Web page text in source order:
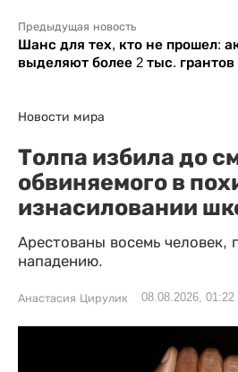
Предыдущая новость
Шанс для тех, кто не прошел:
выделяют более 2 тыс. грантов
Новости мира
Толпа избила до
обвиняемого в
изнасиловании
Арестованы восемь человек,
нападению.
Анастасия Цирулик 08.08.2026, 01:22